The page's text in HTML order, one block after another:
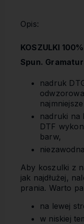
Opis:
KOSZULKI
Spun.
nadruk
nadruki na
DTF
barw,
Aby koszulki z
jak najdłużej,
prania. Warto
na lewej
w niskiej